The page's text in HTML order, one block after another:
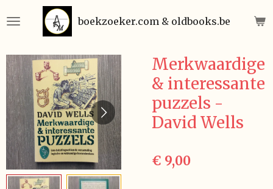
direct
de
hoofdinhoud
boekzoeker.com & oldbooks.be
Merkwaardige
& interessante
puzzels -
David Wells
€ 9,00